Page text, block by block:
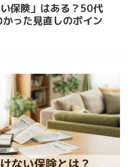
保険」はある？50代
った見直しのポイン